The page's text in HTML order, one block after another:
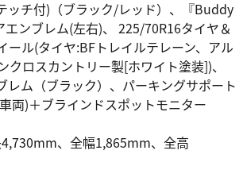
ッチ付)（ブラック/レッド）、『Buddy
ンブレム(左右)、 225/70R16タイヤ＆
ル(タイヤ:BFトレイルテレーン、アル
クロスカントリー製[ホワイト塗装])、
レム（ブラック）、パーキングサポート
両)＋ブラインドスポットモニター
、全幅1,865mm、全高